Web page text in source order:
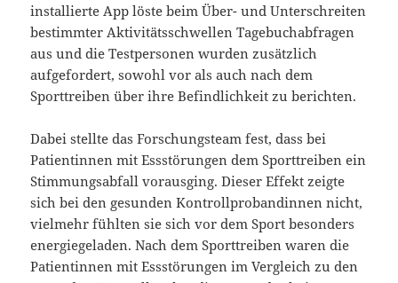
installierte App löste beim Über- und Unterschreiten
bestimmter Aktivitätsschwellen Tagebuchabfragen
aus und die Testpersonen wurden zusätzlich
aufgefordert, sowohl vor als auch nach dem
Sporttreiben über ihre Befindlichkeit zu berichten.
Dabei stellte das Forschungsteam fest, dass bei
Patientinnen mit Essstörungen dem Sporttreiben ein
Stimmungsabfall vorausging. Dieser Effekt zeigte
sich bei den gesunden Kontrollprobandinnen nicht,
vielmehr fühlten sie sich vor dem Sport besonders
energiegeladen. Nach dem Sporttreiben waren die
Patientinnen mit Essstörungen im Vergleich zu den